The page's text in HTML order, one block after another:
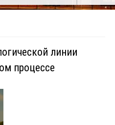
линии
процессе